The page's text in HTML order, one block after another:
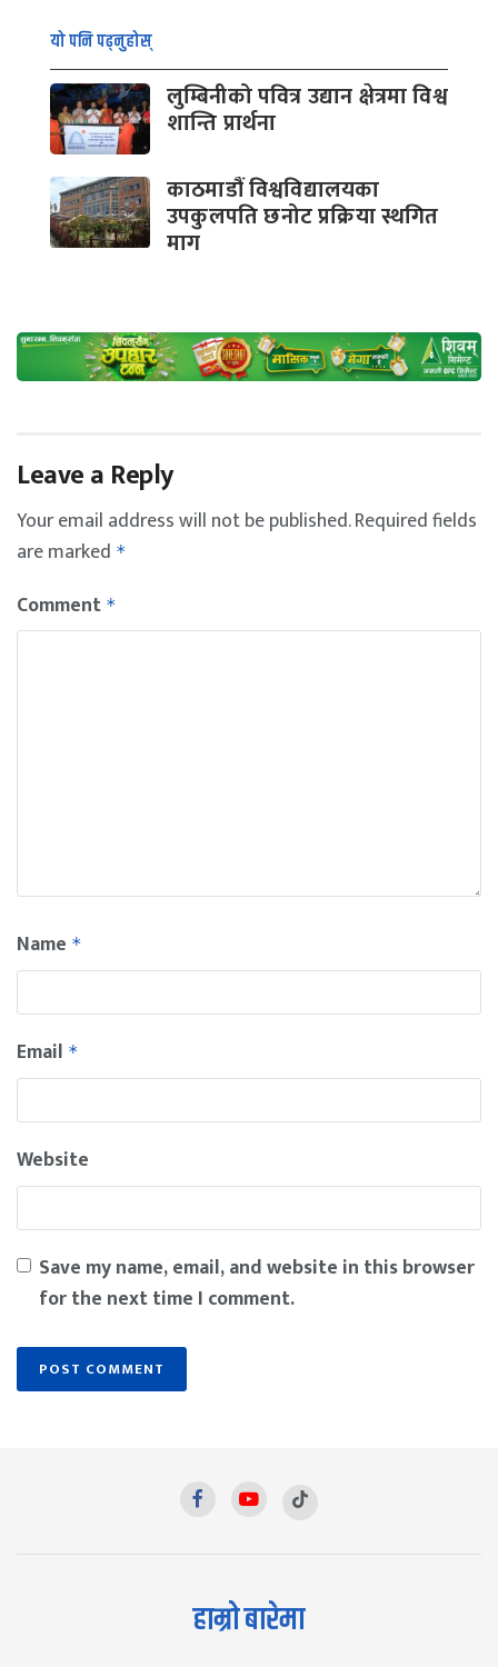
यो पनि पढ्नुहोस्
लुम्बिनीको पवित्र उद्यान क्षेत्रमा विश्व
शान्ति प्रार्थना
काठमाडौं विश्वविद्यालयका
उपकुलपति छनोट प्रक्रिया स्थगित
माग
Leave a Reply
Your email address will not be published.Required fields
are marked *
Comment *
Name *
Email *
Website
Save my name, email, and website in this browser
for the next time I comment.
हाम्रो बारेमा